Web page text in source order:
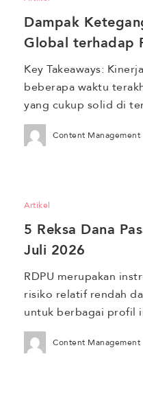
periode tertentu
sering kali
[…]
Dampak
Global terhadap
Indonesia 2026
Key Takeaways:
beberapa waktu
yang cukup solid di
tidak menentu.
pertumbuhan Produk
seperti perang dagang
tahun 2026, proyeksi
Content Management
Artikel
5 Reksa Dana
Juli 2026
RDPU merupakan
risiko relatif rendah
untuk berbagai profil
100% dialokasikan ke
seperti deposito dan
Content Management